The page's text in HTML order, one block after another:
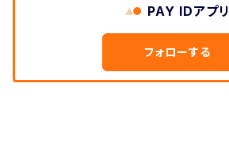
PAY IDアプリ
フォローする